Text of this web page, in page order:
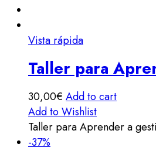
hacer
cuántas
oportunidades
perdéis
miedo
Vista rápida
Taller para
30,00€ Add to cart
Add to Wishlist
Taller para Aprender a
-37%